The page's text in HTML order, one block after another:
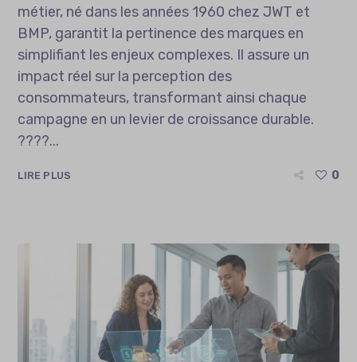
métier, né dans les années 1960 chez JWT et
BMP, garantit la pertinence des marques en
simplifiant les enjeux complexes. Il assure un
impact réel sur la perception des
consommateurs, transformant ainsi chaque
campagne en un levier de croissance durable.
????...
LIRE PLUS 0